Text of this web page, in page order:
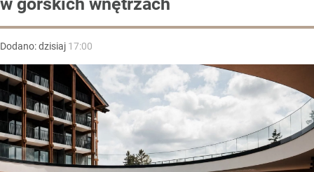
Dodano:dzisiaj 17:00